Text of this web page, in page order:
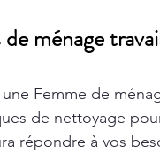
ménage
Femme de
de nettoyage
répondre à vos